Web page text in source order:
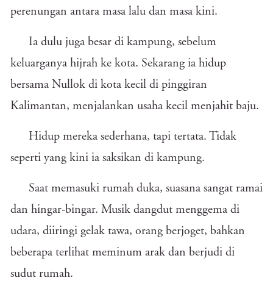
perenungan antara masa lalu dan masa kini.
Ia dulu juga besar di kampung, sebelum
keluarganya hijrah ke kota. Sekarang ia hidup
bersama Nullok di kota kecil di pinggiran
Kalimantan, menjalankan usaha kecil menjahit baju.
Hidup mereka sederhana, tapi tertata. Tidak
seperti yang kini ia saksikan di kampung.
Saat memasuki rumah duka, suasana sangat ramai
dan hingar-bingar. Musik dangdut menggema di
udara, diiringi gelak tawa, orang berjoget, bahkan
beberapa terlihat meminum arak dan berjudi di
sudut rumah.